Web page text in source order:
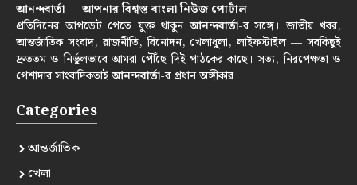
আনন্দবার্তা — আপনার বিশ্বস্ত বাংলা নিউজ পোর্টাল
প্রতিদিনের আপডেট পেতে যুক্ত থাকুনআনন্দবার্তা-র সঙ্গে। জাতীয় খবর,
আন্তর্জাতিক সংবাদ, রাজনীতি, বিনোদন, খেলাধুলা, লাইফস্টাইল — সবকিছুই
দ্রুততম ও নির্ভুলভাবে আমরা পৌঁছে দিই পাঠকের কাছে। সত্য, নিরপেক্ষতা ও
পেশাদার সাংবাদিকতাইআনন্দবার্তা-র প্রধান অঙ্গীকার।
Categories
আন্তর্জাতিক
খেলা